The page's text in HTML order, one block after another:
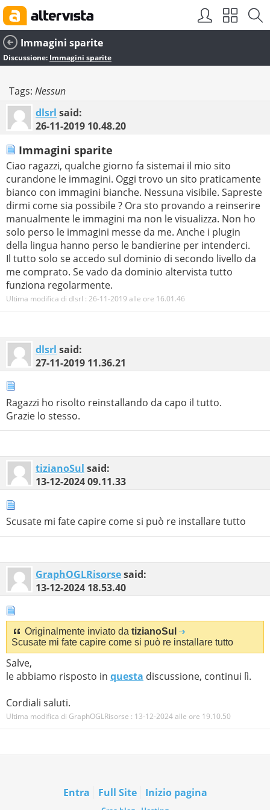
Immagini sparite
Discussione: Immagini sparite
Tags: Nessun
dlsrl said:
26-11-2019 10.48.20
Immagini sparite
Ciao ragazzi, qualche giorno fa sistemai il mio sito
curandone le immagini. Oggi trovo un sito praticamente
bianco con immagini bianche. Nessuna visibile. Sapreste
dirmi come sia possibile ? Ora sto provando a reinserire
manualmente le immagini ma non le visualizza. Non ho
solo perso le immagini messe da me. Anche i plugin
della lingua hanno perso le bandierine per intenderci.
Il tutto solo se accedo sul dominio di secondo livello da
me comprato. Se vado da dominio altervista tutto
funziona regolarmente.
Ultima modifica di dlsrl : 26-11-2019 alle ore 16.01.46
dlsrl said:
27-11-2019 11.36.21
Ragazzi ho risolto reinstallando da capo il tutto.
Grazie lo stesso.
tizianoSul said:
13-12-202409.11.33
Scusate mi fate capire come si può re installare tutto
GraphOGLRisorsesaid:
13-12-2024 18.53.40
Originalmente inviato da tizianoSul
Scusate mi fate capire come si può re installare tutto
Salve,
le abbiamo risposto in questa discussione, continui lì.
Cordiali saluti.
Ultima modifica di GraphOGLRisorse : 13-12-2024 alle ore 19.10.50
Entra Full Site Inizio pagina